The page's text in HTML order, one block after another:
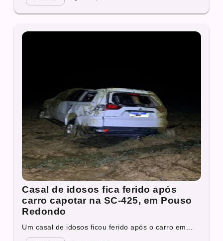
Casal de idosos fica ferido após
carro capotar na SC-425, em Pouso
Redondo
Um casal de idosos ficou ferido após o carro em...